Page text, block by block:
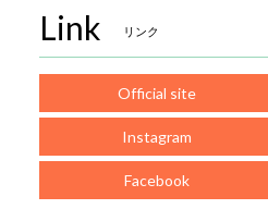
Link リンク
Official site
Instagram
Facebook